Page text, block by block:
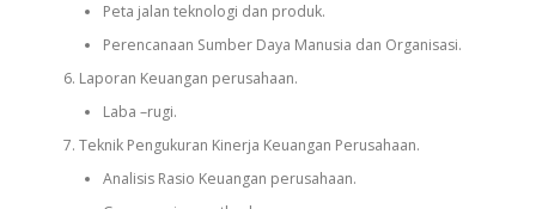
Peta jalan teknologi dan produk.
Perencanaan Sumber Daya Manusia dan Organisasi.
Laporan Keuangan perusahaan.
Laba –rugi.
Teknik Pengukuran Kinerja Keuangan Perusahaan.
Analisis Rasio Keuangan perusahaan.